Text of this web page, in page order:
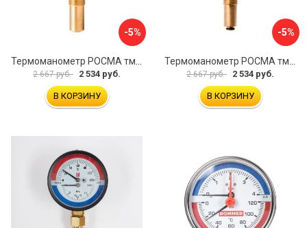
-5%
Термоманометр РОСМА тмтб-31р.1 D070-00877
2 667 руб. 2 534 руб.
В КОРЗИНУ
-5%
Термоманометр РОСМА тмтб-31р.1 D070-00878
2 667 руб. 2 534 руб.
В КОРЗИНУ